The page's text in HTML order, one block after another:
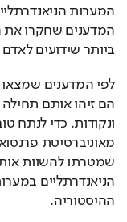
ביותר שידועים לאדם
ההיסטוריה.